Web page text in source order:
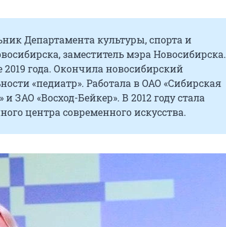
Департамента культуры, спорта и
заместитель мэра Новосибирска.
2019 года. Окончила новосибирский
«педиатр». Работала в ОАО «Сибирская
ЗАО «Восход-Бейкер». В 2012 году стала
центра современного искусства.